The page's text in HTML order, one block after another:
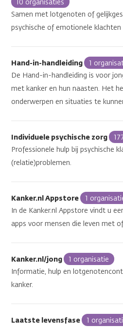
10 organisaties
Samen met lotgenoten of
psychische of emotionele klachten
Hand-in-handleiding
1
De Hand-in-handleiding is voor
met kanker en hun naasten. Het
onderwerpen en situaties te
Individuele psychische zorg
Professionele hulp bij psychische
(relatie)problemen.
Kanker.nl Appstore
1
In de Kanker.nl Appstore vindt u
apps voor mensen die leven met
Kanker.nl/jong
1 organisatie
Informatie, hulp en
kanker.
Laatste levensfase
1